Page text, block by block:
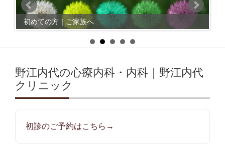
初めての方｜ご家族へ
野江内代の心療内科・内科｜野江内代
クリニック
初診のご予約はこちら→